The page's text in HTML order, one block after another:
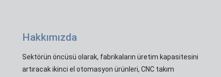
Hakkımızda
Sektörün öncüsü olarak, fabrikaların üretim kapasitesini
artıracak ikinci el otomasyon ürünleri, CNC takım